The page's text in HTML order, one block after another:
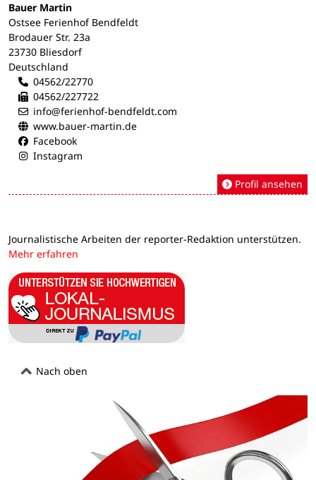
Bauer Martin
Ostsee Ferienhof Bendfeldt
Brodauer Str. 23a
23730 Bliesdorf
Deutschland
04562/22770
04562/227722
info@ferienhof-bendfeldt.com
www.bauer-martin.de
Facebook
Instagram
Profil ansehen
Journalistische Arbeiten der reporter-Redaktion unterstützen.
Mehr erfahren
Nach oben